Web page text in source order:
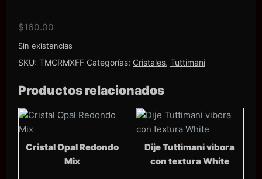
$160.00
Sin existencias
SKU: TMCRMXFF Categorías: Cristales, Tuttimani
Productos relacionados
Cristal Opal Redondo
Mix
Dije Tuttimani vibora
con textura White